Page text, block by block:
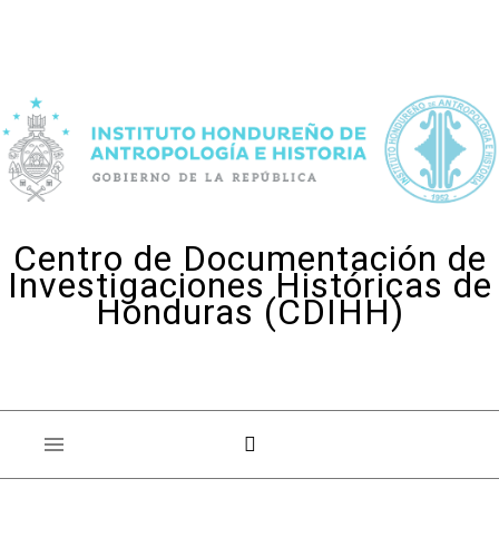
Centro de Documentación de
Investigaciones Históricas de
Honduras (CDIHH)